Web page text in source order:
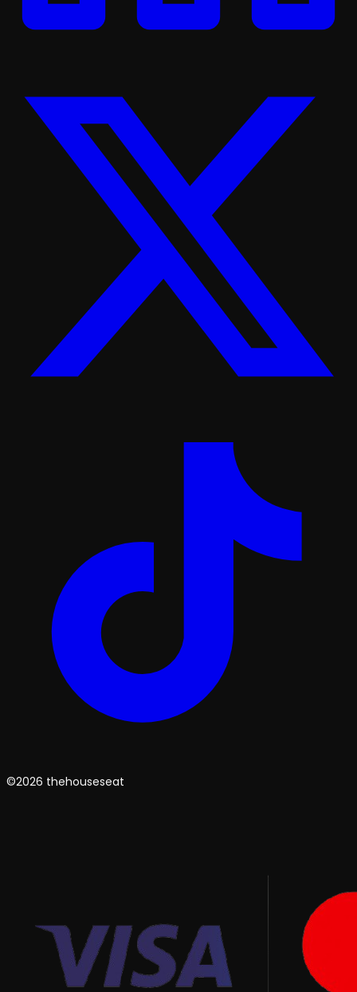
©2026 thehouseseat